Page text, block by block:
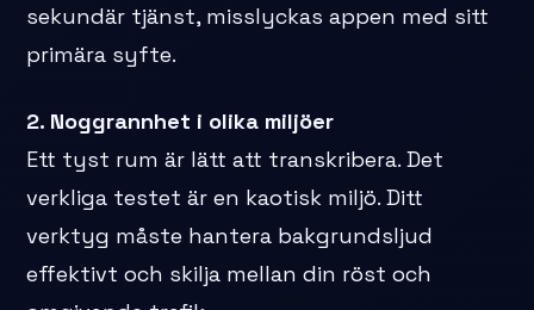
sekundär tjänst, misslyckas appen med sitt
primära syfte.
2. Noggrannhet i olika miljöer
Ett tyst rum är lätt att transkribera. Det
verkliga testet är en kaotisk miljö. Ditt
verktyg måste hantera bakgrundsljud
effektivt och skilja mellan din röst och